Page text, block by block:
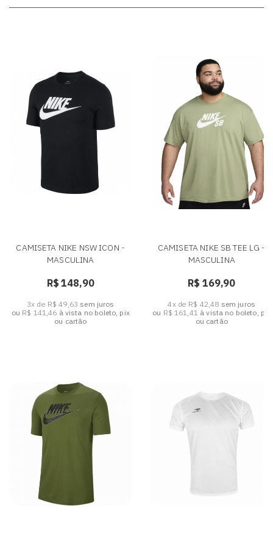
CAMISETA NIKE NSW ICON -
MASCULINA
R$ 148,90
3x de R$ 49,63 sem juros
ou R$ 141,46 à vista no boleto, pix
ou cartão
CAMISETA NIKE SB TEE LG -
MASCULINA
R$ 169,90
4x de R$ 42,48 sem juros
ou R$ 161,41 à vista no boleto, pix
ou cartão